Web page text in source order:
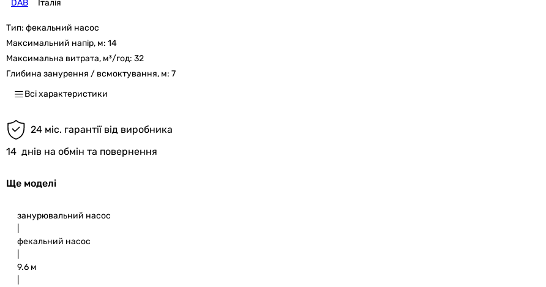
DAB Італія
Тип: фекальний насос
Максимальний напір, м: 14
Максимальна витрата, м³/год: 32
Глибина занурення / всмоктування, м: 7
Всі характеристики
24 міс. гарантії від виробника
14 днів на обмін та повернення
Ще моделі
занурювальний насос
фекальний насос
9.6 м